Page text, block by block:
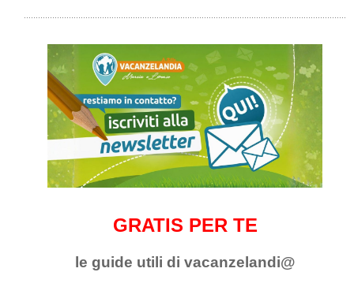
GRATIS PER TE
le guide utili di vacanzelandi@